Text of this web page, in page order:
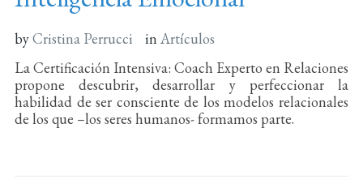
byCristina Perrucci in Artículos
La Certificación Intensiva: Coach Experto en Relaciones
propone descubrir, desarrollar y perfeccionar la
habilidad de ser consciente de los modelos relacionales
de los que –los seres humanos- formamos parte.